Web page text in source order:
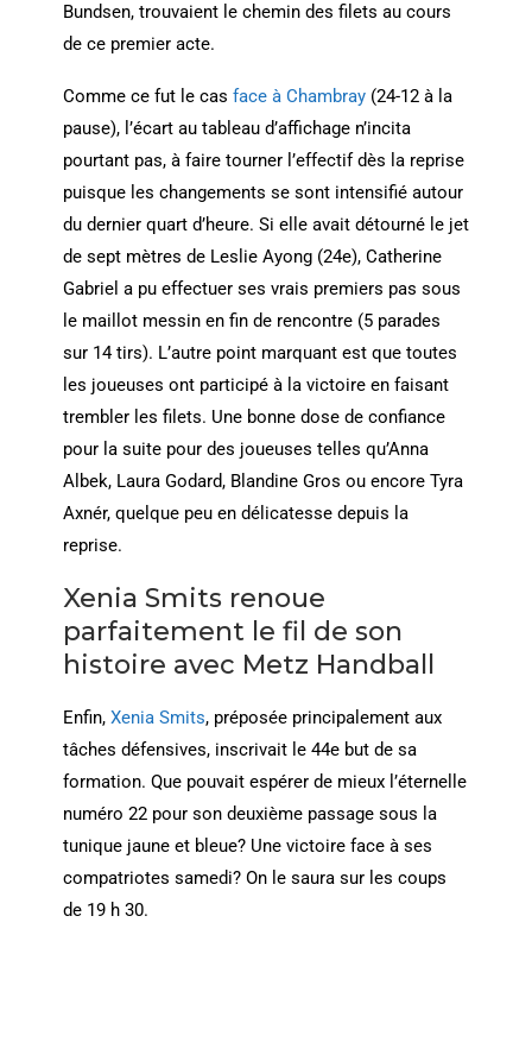
Bundsen, trouvaient le chemin des filets au cours
de ce premier acte.
Comme ce fut le cas face à Chambray(24-12 à la
pause), l’écart au tableau d’affichage n’incita
pourtant pas, à faire tourner l’effectif dès la reprise
puisque les changements se sont intensifié autour
du dernier quart d’heure. Si elle avait détourné le jet
de sept mètres de Leslie Ayong (24e), Catherine
Gabriel a pu effectuer ses vrais premiers pas sous
le maillot messin en fin de rencontre (5 parades
sur 14 tirs). L’autre point marquant est que toutes
les joueuses ont participé à la victoire en faisant
trembler les filets. Une bonne dose de confiance
pour la suite pour des joueuses telles qu’Anna
Albek, Laura Godard, Blandine Gros ou encore Tyra
Axnér, quelque peu en délicatesse depuis la
reprise.
Xenia Smits renoue
parfaitement le fil de son
histoire avec Metz Handball
Enfin, Xenia Smits, préposée principalement aux
tâches défensives, inscrivait le 44e but de sa
formation. Que pouvait espérer de mieux l’éternelle
numéro 22 pour son deuxième passage sous la
tunique jaune et bleue? Une victoire face à ses
compatriotes samedi? On le saura sur les coups
de 19 h 30.